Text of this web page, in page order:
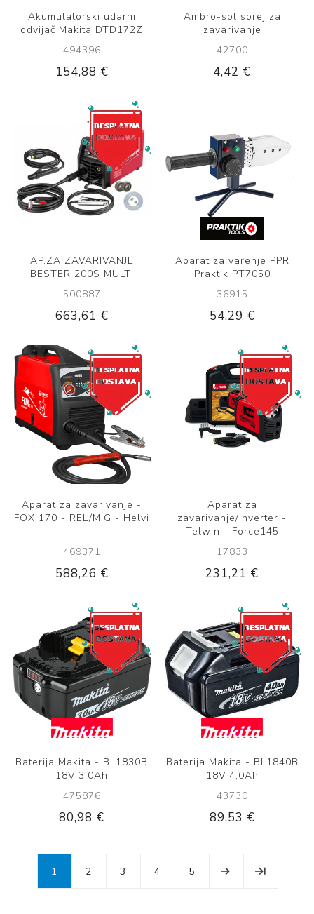
Akumulatorski udarni
odvijač Makita DTD172Z
494396
154,88 €
Ambro-sol sprej za
zavarivanje
42700
4,42 €
AP.ZA ZAVARIVANJE
BESTER 200S MULTI
500887
663,61 €
Aparat za varenje PPR
Praktik PT7050
36915
54,29 €
Aparat za zavarivanje -
FOX 170 - REL/MIG - Helvi
469371
588,26 €
Aparat za
zavarivanje/Inverter -
Telwin - Force145
17833
231,21 €
Baterija Makita - BL1830B
18V 3,0Ah
475876
80,98 €
Baterija Makita - BL1840B
18V 4,0Ah
43730
89,53 €
1 2 3 4 5